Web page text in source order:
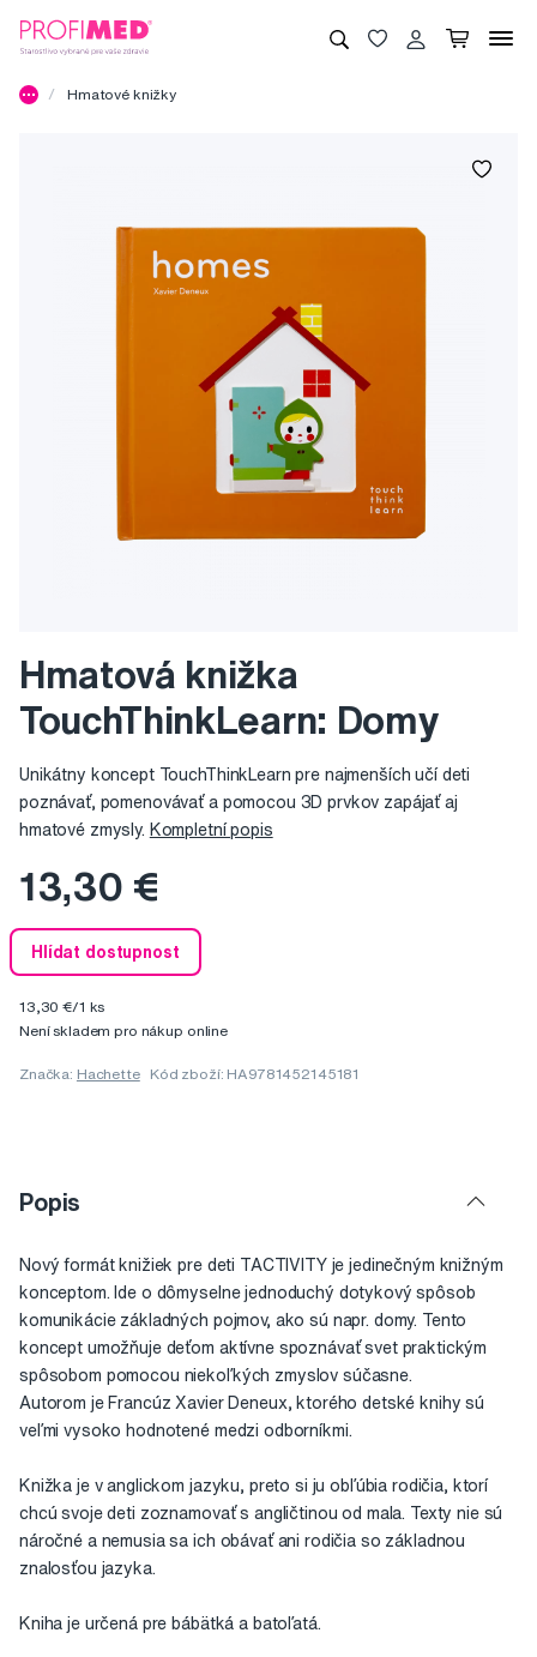
Hmatové knižky
Hmatová knižka
TouchThinkLearn: Domy
Unikátny koncept TouchThinkLearn pre najmenších učí deti
poznávať, pomenovávať a pomocou 3D prvkov zapájať aj
hmatové zmysly. Kompletní popis
13,30 €
Hlídat dostupnost
13,30 €/1 ks
Není skladem pro nákup online
Značka: Hachette Kód zboží: HA9781452145181
Popis
Nový formát knižiek pre deti TACTIVITY je jedinečným knižným
konceptom. Ide o dômyselne jednoduchý dotykový spôsob
komunikácie základných pojmov, ako sú napr. domy. Tento
koncept umožňuje deťom aktívne spoznávať svet praktickým
spôsobom pomocou niekoľkých zmyslov súčasne.
Autorom je Francúz Xavier Deneux, ktorého detské knihy sú
veľmi vysoko hodnotené medzi odborníkmi.
Knižka je v anglickom jazyku, preto si ju obľúbia rodičia, ktorí
chcú svoje deti zoznamovať s angličtinou od mala. Texty nie sú
náročné a nemusia sa ich obávať ani rodičia so základnou
znalosťou jazyka.
Kniha je určená pre bábätká a batoľatá.